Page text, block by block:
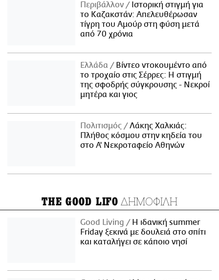
Περιβάλλον
Ιστορική στιγμή για
το Καζακστάν: Απελευθέρωσαν
τίγρη του Αμούρ στη φύση μετά
από 70 χρόνια
Ελλάδα
Βίντεο ντοκουμέντο από
το τροχαίο στις Σέρρες: Η στιγμή
της σφοδρής σύγκρουσης - Νεκροί
μητέρα και γιος
Πολιτισμός
Λάκης Χαλκιάς:
Πλήθος κόσμου στην κηδεία του
στο Α' Νεκροταφείο Αθηνών
THE GOOD LIFO ΔΗΜΟΦΙΛΗ
Good Living
Η ιδανική summer
Friday ξεκινά με δουλειά στο σπίτι
και καταλήγει σε κάποιο νησί